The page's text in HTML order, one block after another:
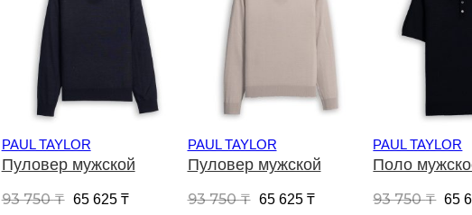
PAUL TAYLOR
Пуловер мужской
93 750₸ Первоначальная цена составляла 93 750 ₸.
65 625 ₸Текущая цена: 65 625 ₸.
PAUL TAYLOR
Пуловер мужской
93 750₸ Первоначальная цена
65 625 ₸Текущая цена: 65
PAUL TAYLOR
Поло
93 750₸ 65